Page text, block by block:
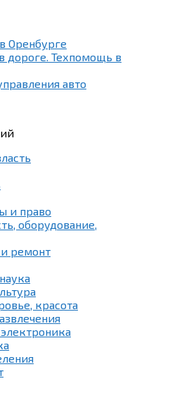
Оренбурге
дороге. Техпомощь в
авто
и право
оборудование,
ремонт
красота